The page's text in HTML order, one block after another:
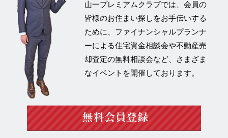
山一プレミアムクラブでは、会員の
皆様のお住まい探しをお手伝いする
ために、ファイナンシャルプランナ
ーによる住宅資金相談会や不動産売
却査定の無料相談会など、さまざま
なイベントを開催 しております。